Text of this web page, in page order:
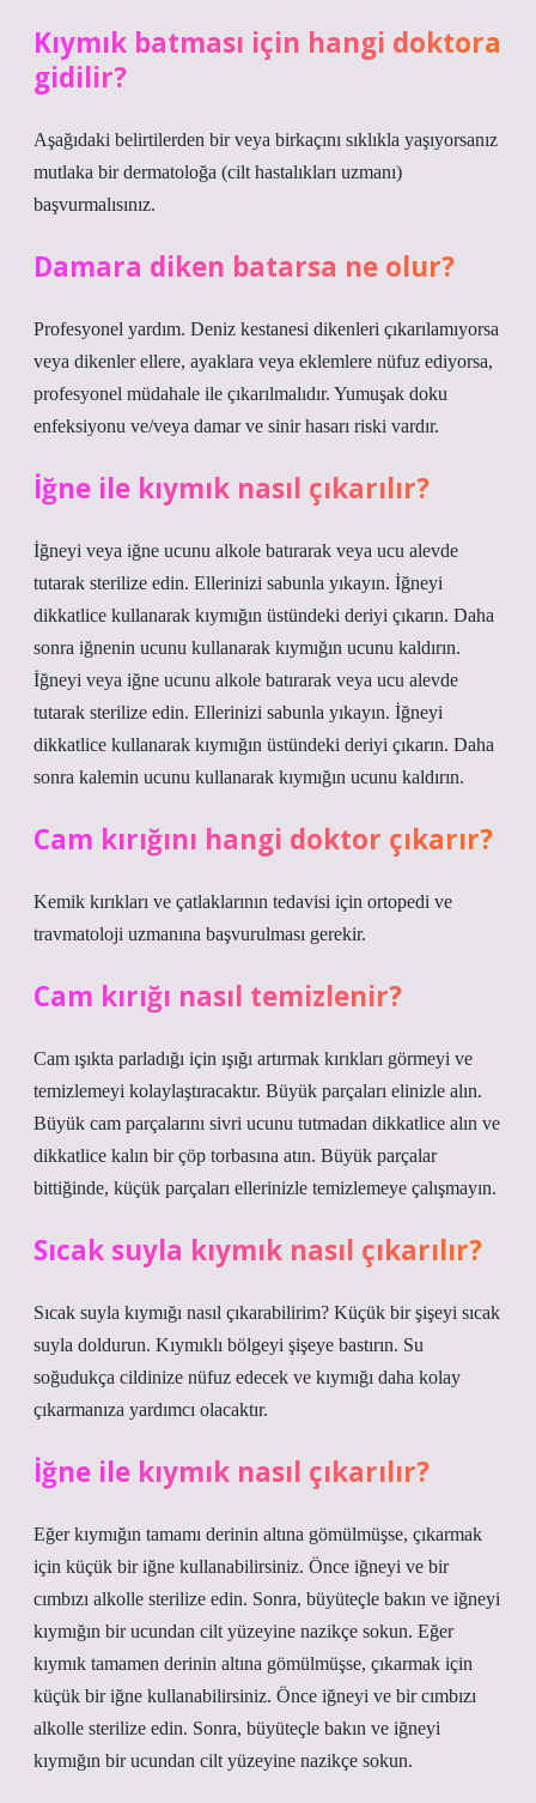
Kıymık batması için hangi doktora
gidilir?
Aşağıdaki belirtilerden bir veya birkaçını sıklıkla yaşıyorsanız
mutlaka bir dermatoloğa (cilt hastalıkları uzmanı)
başvurmalısınız.
Damara diken batarsa ne olur?
Profesyonel yardım. Deniz kestanesi dikenleri çıkarılamıyorsa
veya dikenler ellere, ayaklara veya eklemlere nüfuz ediyorsa,
profesyonel müdahale ile çıkarılmalıdır. Yumuşak doku
enfeksiyonu ve/veya damar ve sinir hasarı riski vardır.
İğne ile kıymık nasıl çıkarılır?
İğneyi veya iğne ucunu alkole batırarak veya ucu alevde
tutarak sterilize edin. Ellerinizi sabunla yıkayın. İğneyi
dikkatlice kullanarak kıymığın üstündeki deriyi çıkarın. Daha
sonra iğnenin ucunu kullanarak kıymığın ucunu kaldırın.
İğneyi veya iğne ucunu alkole batırarak veya ucu alevde
tutarak sterilize edin. Ellerinizi sabunla yıkayın. İğneyi
dikkatlice kullanarak kıymığın üstündeki deriyi çıkarın. Daha
sonra kalemin ucunu kullanarak kıymığın ucunu kaldırın.
Cam kırığını hangi doktor çıkarır?
Kemik kırıkları ve çatlaklarının tedavisi için ortopedi ve
travmatoloji uzmanına başvurulması gerekir.
Cam kırığı nasıl temizlenir?
Cam ışıkta parladığı için ışığı artırmak kırıkları görmeyi ve
temizlemeyi kolaylaştıracaktır. Büyük parçaları elinizle alın.
Büyük cam parçalarını sivri ucunu tutmadan dikkatlice alın ve
dikkatlice kalın bir çöp torbasına atın. Büyük parçalar
bittiğinde, küçük parçaları ellerinizle temizlemeye çalışmayın.
Sıcak suyla kıymık nasıl çıkarılır?
Sıcak suyla kıymığı nasıl çıkarabilirim? Küçük bir şişeyi sıcak
suyla doldurun. Kıymıklı bölgeyi şişeye bastırın. Su
soğudukça cildinize nüfuz edecek ve kıymığı daha kolay
çıkarmanıza yardımcı olacaktır.
İğne ile kıymık nasıl çıkarılır?
Eğer kıymığın tamamı derinin altına gömülmüşse, çıkarmak
için küçük bir iğne kullanabilirsiniz. Önce iğneyi ve bir
cımbızı alkolle sterilize edin. Sonra, büyüteçle bakın ve iğneyi
kıymığın bir ucundan cilt yüzeyine nazikçe sokun. Eğer
kıymık tamamen derinin altına gömülmüşse, çıkarmak için
küçük bir iğne kullanabilirsiniz. Önce iğneyi ve bir cımbızı
alkolle sterilize edin. Sonra, büyüteçle bakın ve iğneyi
kıymığın bir ucundan cilt yüzeyine nazikçe sokun.